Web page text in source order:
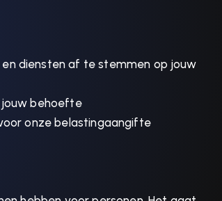
diensten af te stemmen op jouw
jouw behoefte
onze belastingaangifte